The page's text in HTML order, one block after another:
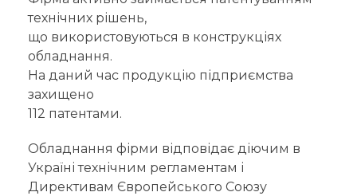
технічних рішень,
що використовуються в конструкціях
обладнання.
На даний час продукцію підприємства
захищено
112 патентами.
Обладнання фірми відповідає діючим в
Україні технічним регламентам і
Директивам Європейського Союзу